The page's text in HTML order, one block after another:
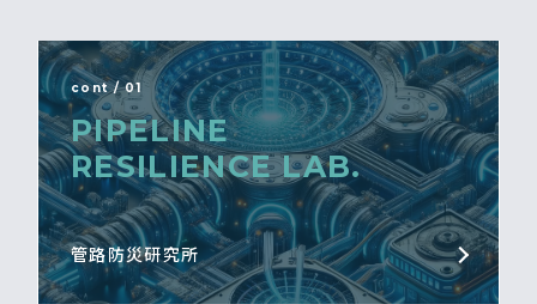
cont / 01
PIPELINE
RESILIENCE LAB.
管路防災研究所